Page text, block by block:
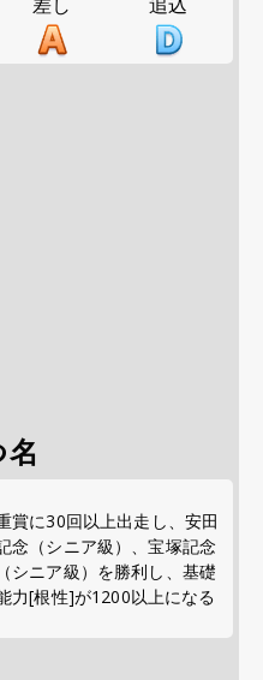
賞に30回以上出走し、安田
念（シニア級）、宝塚記念
（シニア級）を勝利し、基礎
力[根性]が1200以上になる